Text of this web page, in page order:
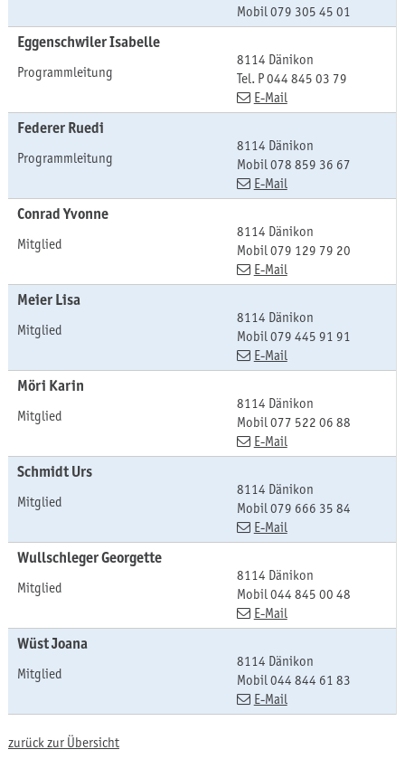
Mobil079 305 45 01
EggenschwilerIsabelle
Programmleitung
8114 Dänikon
Tel. P044 845 03 79
E-Mail
Federer Ruedi
Programmleitung
8114 Dänikon
Mobil078 859 36 67
E-Mail
ConradYvonne
Mitglied
8114 Dänikon
Mobil079 129 79 20
E-Mail
Meier Lisa
Mitglied
8114 Dänikon
Mobil079 445 91 91
E-Mail
Möri Karin
Mitglied
8114 Dänikon
Mobil077 522 06 88
E-Mail
Schmidt Urs
Mitglied
8114 Dänikon
Mobil079 666 35 84
E-Mail
WullschlegerGeorgette
Mitglied
8114 Dänikon
Mobil044 845 00 48
E-Mail
WüstJoana
Mitglied
8114 Dänikon
Mobil044 844 61 83
E-Mail
zurück zur Übersicht